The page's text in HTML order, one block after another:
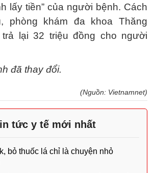
lấy tiền” của người bệnh. Cách
phòng khám đa khoa Thăng
lại 32 triệu đồng cho người
đã thay đổi.
(Nguồn: Vietnamnet)
tức y tế mới nhất
bỏ thuốc lá chỉ là chuyện nhỏ